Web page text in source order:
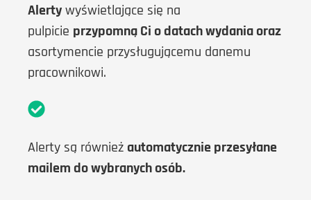
Alertywyświetlające się na
pulpicie przypomną Ci o datach wydania oraz
asortymencie przysługującemu danemu
pracownikowi.
Alerty są również automatycznie przesyłane
mailem do wybranych osób.